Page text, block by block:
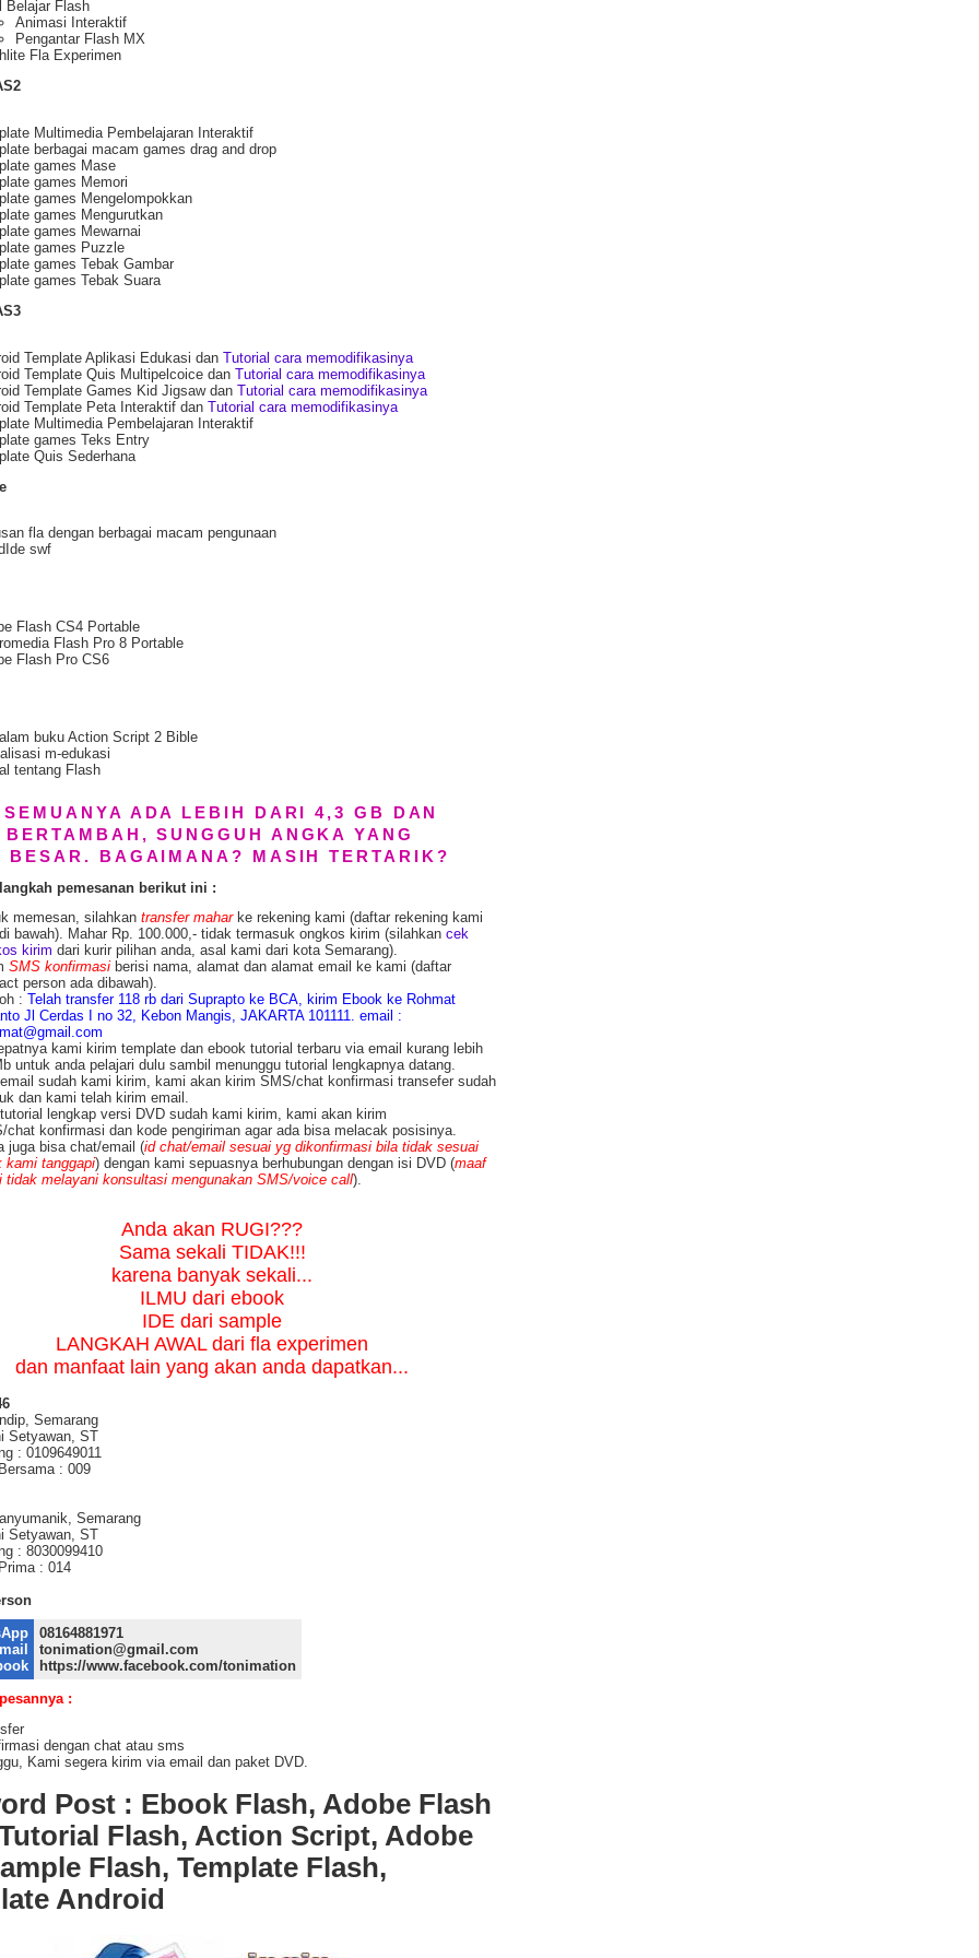
Belajar Flash
Animasi Interaktif
Pengantar Flash MX
Fla Experimen
Multimedia Pembelajaran Interaktif
berbagai macam games drag and drop
games Mase
games Memori
games Mengelompokkan
games Mengurutkan
games Mewarnai
games Puzzle
games Tebak Gambar
games Tebak Suara
Template Aplikasi Edukasi dan Tutorial cara memodifikasinya
Template Quis Multipelcoice dan Tutorial cara memodifikasinya
Template Games Kid Jigsaw dan Tutorial cara memodifikasinya
Template Peta Interaktif dan Tutorial cara memodifikasinya
Multimedia Pembelajaran Interaktif
games Teks Entry
Quis Sederhana
fla dengan berbagai macam pengunaan
swf
Flash CS4 Portable
Flash Pro 8 Portable
Flash Pro CS6
buku Action Script 2 Bible
m-edukasi
tentang Flash
SEMUANYA ADA LEBIH DARI 4,3 GB DAN
BERTAMBAH, SUNGGUH ANGKA YANG
BESAR. BAGAIMANA? MASIH TERTARIK?
pemesanan berikut ini :
memesan, silahkan transfer maharke rekening kami (daftar rekening kami
bawah). Mahar Rp. 100.000,- tidak termasuk ongkos kirim (silahkan cek
kirim dari kurir pilihan anda, asal kami dari kota Semarang).
SMS konfirmasi berisi nama, alamat dan alamat email ke kami (daftar
person ada dibawah).
: Telah transfer 118 rb dari Suprapto ke BCA, kirim Ebook ke Rohmat
Jl Cerdas I no 32, Kebon Mangis, JAKARTA 101111. email :
kami kirim template dan ebook tutorial terbaru via email kurang lebih
untuk anda pelajari dulu sambil menunggu tutorial lengkapnya datang.
sudah kami kirim, kami akan kirim SMS/chat konfirmasi transefer sudah
dan kami telah kirim email.
lengkap versi DVD sudah kami kirim, kami akan kirim
chat konfirmasi dan kode pengiriman agar ada bisa melacak posisinya.
juga bisa chat/email (id chat/email sesuai yg dikonfirmasi bila tidak sesuai
kami tanggapi) dengan kami sepuasnya berhubungan dengan isi DVD (maaf
tidak melayani konsultasi mengunakan SMS/voice call).
Anda akan RUGI???
Sama sekali TIDAK!!!
karena banyak sekali...
ILMU dari ebook
IDE dari sample
LANGKAH AWAL dari fla experimen
dan manfaat lain yang akan anda dapatkan...
Semarang
Setyawan, ST
: 0109649011
: 009
Semarang
Setyawan, ST
: 8030099410
: 014
08164881971
tonimation@gmail.com
https://www.facebook.com/tonimation
:
dengan chat atau sms
Kami segera kirim via email dan paket DVD.
Post : Ebook Flash, Adobe Flash
Flash, Action Script, Adobe
Flash, Template Flash,
Android